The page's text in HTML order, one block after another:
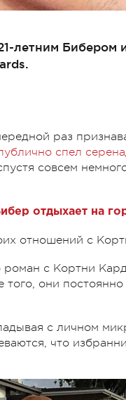
летним Бибером
раз
спел
совсем
отдыхает на
отношений с
роман с Кортни
они
с личном
что